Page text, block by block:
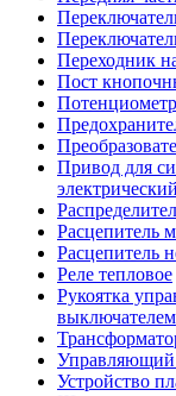
Переходник
Пост
Привод для
электрический
Расцепитель
Расцепитель
Реле тепловое
Рукоятка
выключателем
Управляющий
Устройство